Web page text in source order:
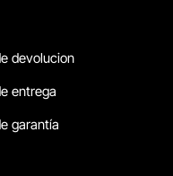
devolucion
entrega
garantía